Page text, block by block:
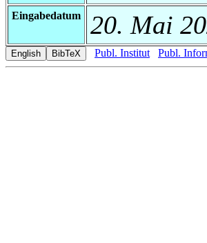
Eingabedatum 20. Mai
Publ. Institut Publ.